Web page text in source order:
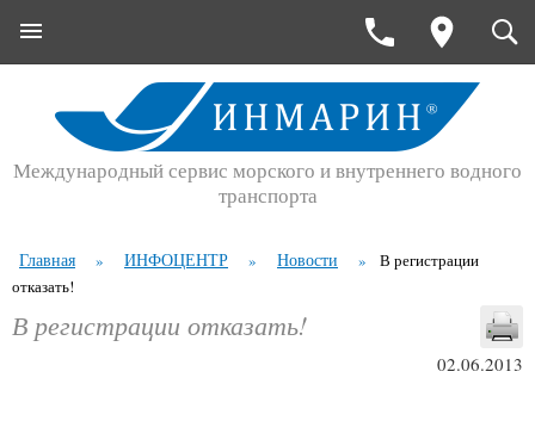
Международный сервис морского и внутреннего водного
транспорта
Главная » ИНФОЦЕНТР » Новости »
В регистрации
отказать!
02.06.2013
В регистрации отказать!